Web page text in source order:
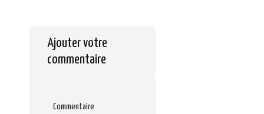
Ajouter votre
commentaire
Commentaire